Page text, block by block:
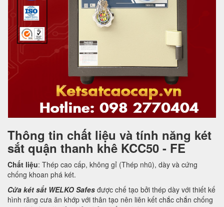
Thông tin chất liệu và tính năng két
sắt quận thanh khê KCC50 - FE
Chất liệu: Thép cao cấp, không gỉ (Thép nhũ), dày và cứng
chống khoan phá két.
Cửa két sắt WELKO Safes được chế tạo bởi thép dày với thiết kế
hình răng cưa ăn khớp với thân tạo nên liên kết chắc chắn chống